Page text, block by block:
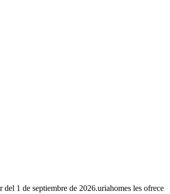
1 de septiembre de 2026.uriahomes les ofrece